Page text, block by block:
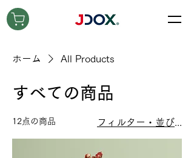
ホーム All Products
すべての商品
12点の商品 フィルター・並び替え